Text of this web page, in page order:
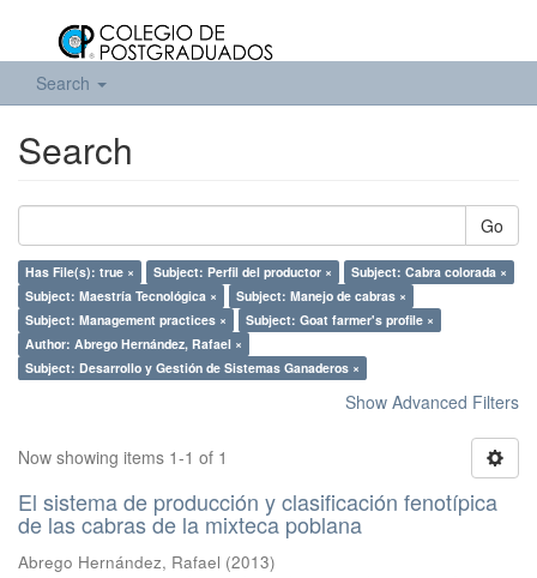
Search
Search
Go
Has File(s): true × Subject: Perfil del productor ×
Subject: Cabra colorada ×
Subject: Maestría Tecnológica ×
Subject: Manejo de cabras ×
Subject: Management practices ×
Subject: Goat farmer's profile ×
Author: Abrego Hernández, Rafael ×
Subject: Desarrollo y Gestión de Sistemas Ganaderos ×
Show Advanced Filters
Now showing items 1-1 of 1
El sistema de producción y clasificación fenotípica
de las cabras de la mixteca poblana
Abrego Hernández, Rafael (2013)